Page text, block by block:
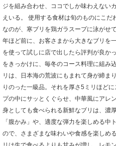
ジを組み合わせ、ココでしか味わえない
えいる。 使用する食材は旬のものにこ
なのが、寒ブリを鶏ガラスープに泳がせ
年ほど前に、お客さまから大きなブリを
を使って試しに店で出したら評判が良か
をきっかけに、毎冬のコース料理に組み
リは、日本海の荒波にもまれて身が締ま
りのった一級品。それを厚さ5ミリほど
プの中にサッとくぐらせ、中華風にアレ
身としても食べられる新鮮なブリは、濃
「腹かみ」や、適度な弾力を楽しめる
ので、さまざまな味わいや食感を楽しめ